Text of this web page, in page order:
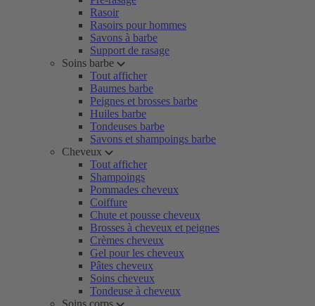
Rasoir
Rasoirs pour hommes
Savons à barbe
Support de rasage
Soins barbe
Tout afficher
Baumes barbe
Peignes et brosses barbe
Huiles barbe
Tondeuses barbe
Savons et shampoings barbe
Cheveux
Tout afficher
Shampoings
Pommades cheveux
Coiffure
Chute et pousse cheveux
Brosses à cheveux et peignes
Crèmes cheveux
Gel pour les cheveux
Pâtes cheveux
Soins cheveux
Tondeuse à cheveux
Soins corps